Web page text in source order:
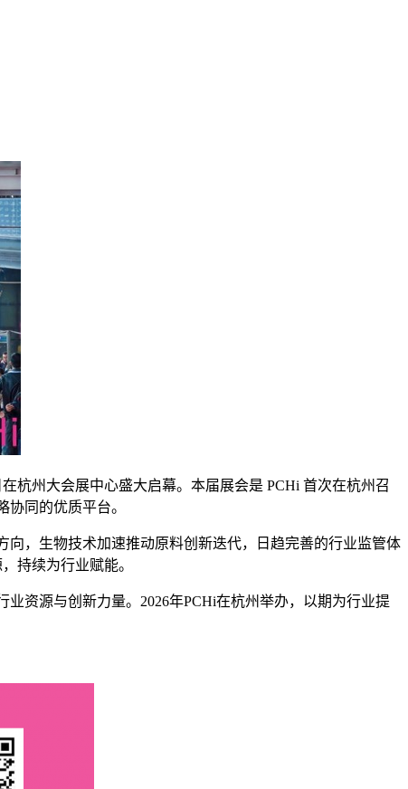
杭州大会展中心盛大启幕。本届展会是 PCHi 首次在杭州召
同的优质平台。
，生物技术加速推动原料创新迭代，日趋完善的行业监管体
持续为行业赋能。
资源与创新力量。2026年PCHi在杭州举办，以期为行业提